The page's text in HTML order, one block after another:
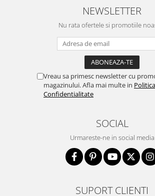
NEWSLETTER
Nu rata ofertele si promotiile
Vreau sa primesc newsletter cu
magazinului. Afla mai multe in
Confidentialitate
SOCIAL
Urmareste-ne in social media
SUPORT CLIENTI